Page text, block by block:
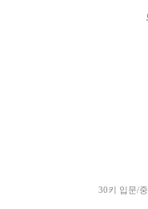
30키 입문/